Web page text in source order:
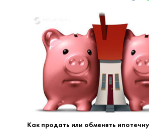
Как продать или обменять